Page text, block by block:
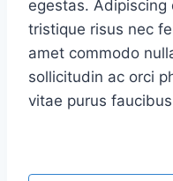
egestas.
tristique risus nec
amet commodo
sollicitudin ac orci
vitae purus